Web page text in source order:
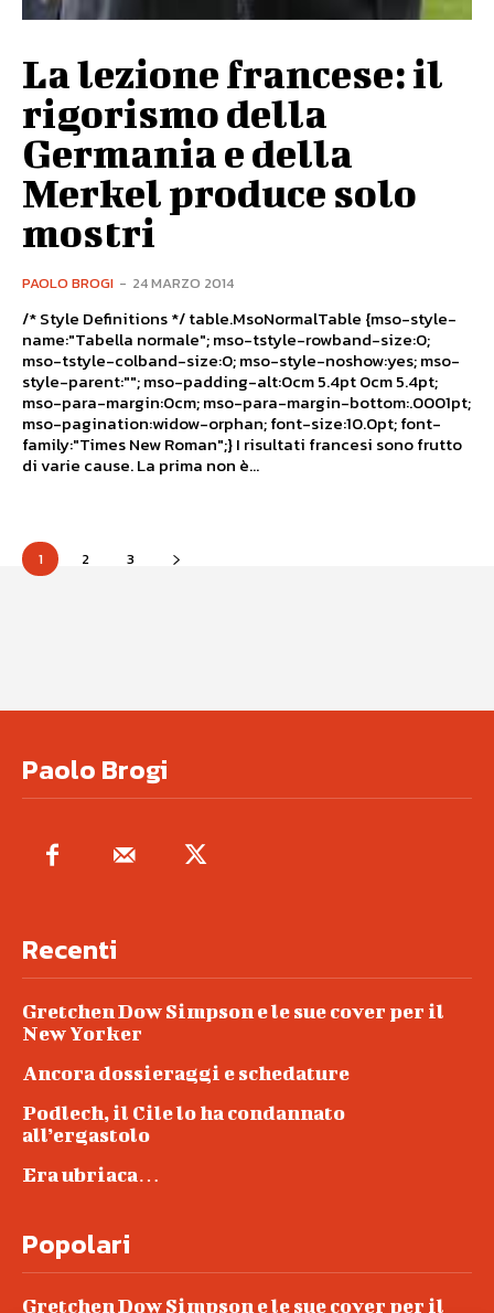
La lezione francese: il
rigorismo della
Germania e della
Merkel produce solo
mostri
PAOLO BROGI - 24 MARZO 2014
/* Style Definitions */ table.MsoNormalTable {mso-style-
name:"Tabella normale"; mso-tstyle-rowband-size:0;
mso-tstyle-colband-size:0; mso-style-noshow:yes; mso-
style-parent:""; mso-padding-alt:0cm 5.4pt 0cm 5.4pt;
mso-para-margin:0cm; mso-para-margin-bottom:.0001pt;
mso-pagination:widow-orphan; font-size:10.0pt; font-
family:"Times New Roman";} I risultati francesi sono frutto
di varie cause. La prima non è...
1 2 3
Paolo Brogi
Recenti
Gretchen Dow Simpson e le sue cover per il
New Yorker
Ancora dossieraggi e schedature
Podlech, il Cile lo ha condannato
all’ergastolo
Era ubriaca…
Popolari
Gretchen Dow Simpson e le sue cover per il